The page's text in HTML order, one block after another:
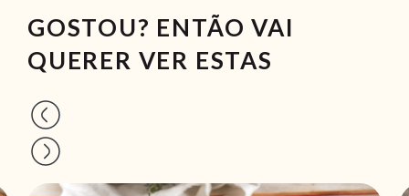
GOSTOU? ENTÃO VAI
QUERER VER ESTAS